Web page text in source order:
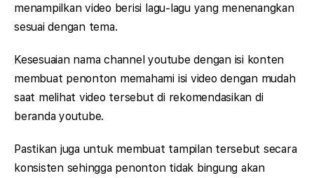
menampilkan video berisi lagu-lagu yang menenangkan
sesuai dengan tema.
Kesesuaian nama channel youtube dengan isi konten
membuat penonton memahami isi video dengan mudah
saat melihat video tersebut di rekomendasikan di
beranda youtube.
Pastikan juga untuk membuat tampilan tersebut secara
konsisten sehingga penonton tidak bingung akan